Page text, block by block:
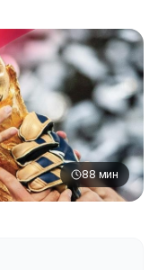
88 мин